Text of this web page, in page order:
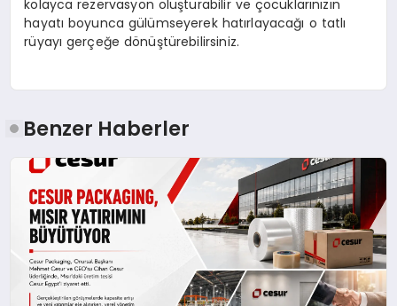
kolayca rezervasyon oluşturabilir ve çocuklarınızın
hayatı boyunca gülümseyerek hatırlayacağı o tatlı
rüyayı gerçeğe dönüştürebilirsiniz.
Benzer Haberler